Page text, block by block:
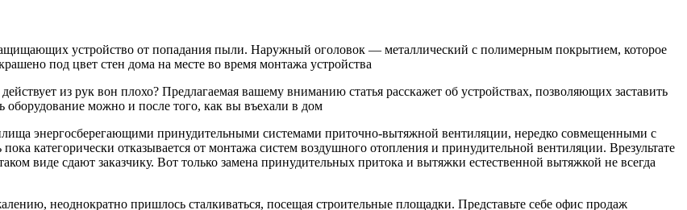
устройство от попадания пыли. Наружный оголовок — металлический с полимерным покрытием, которое
под цвет стен дома на месте во время монтажа устройства
из рук вон плохо? Предлагаемая вашему вниманию статья расскажет об устройствах, позволяющих заставить
оборудование можно и после того, как вы въехали в дом
энергосберегающими принудительными системами приточно-вытяжной вентиляции, нередко совмещенными с
категорически отказывается от монтажа систем воздушного отопления и принудительной вентиляции. Врезультате
виде сдают заказчику. Вот только замена принудительных притока и вытяжки естественной вытяжкой не всегда
неоднократно пришлось сталкиваться, посещая строительные площадки. Представьте себе офис продаж